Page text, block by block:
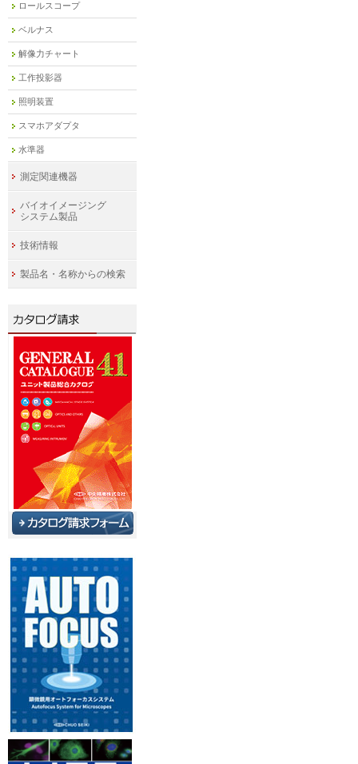
ロールスコープ
ベルナス
解像力チャート
工作投影器
照明装置
スマホアダプタ
水準器
測定関連機器
バイオイメージング
システム製品
技術情報
製品名・名称からの検索